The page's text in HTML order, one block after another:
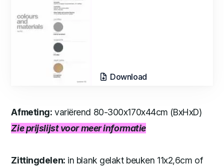
Download
Afmeting: variërend 80-300x170x44cm (BxHxD)
Zie prijslijst voor meer informatie
Zittingdelen: in blank gelakt beuken 11x2,6cm of